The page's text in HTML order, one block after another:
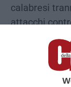
calabresi
attacchi
commissari
Incarnato e
di Filctem